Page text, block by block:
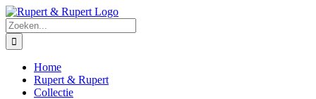
Ga
naar
inhoud
Zoeken
naar:
Home
Rupert & Rupert
Collectie